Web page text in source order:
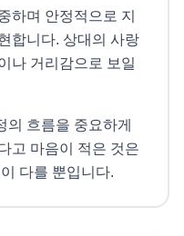
하며 안정적으로 지
합니다. 상대의 사랑
나 거리감으로 보일
의 흐름을 중요하게
고 마음이 적은 것은
다를 뿐입니다.